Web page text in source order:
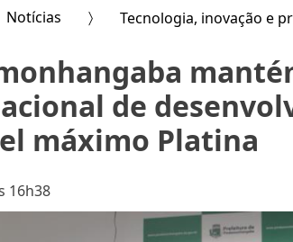
Notícias Tecnologia, inovação e
de
máximo Platina
16h38